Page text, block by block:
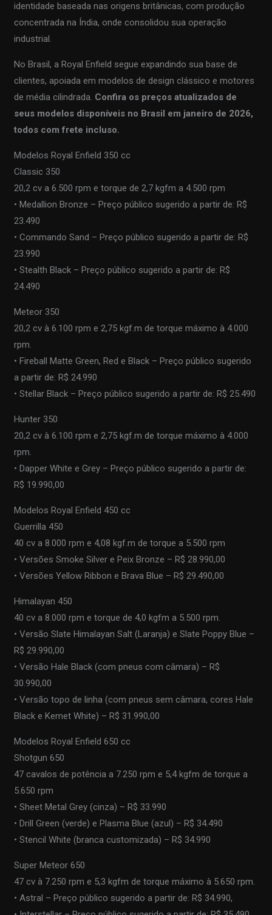
identidade baseada nas origens britânicas, com produção
concentrada na Índia, onde consolidou sua operação
industrial.
No Brasil, a Royal Enfield segue expandindo sua base de
clientes, apoiada em modelos de design clássico e motores
de média cilindrada. Confira os preços atualizados de
seus modelos disponíveis no Brasil em janeiro de 2026,
todos com frete incluso.
Modelos Royal Enfield 350 cc
Classic 350
20,2 cv a 6.500 rpm e torque de 2,7 kgfm a 4.500 rpm
• Medallion Bronze – Preço público sugerido a partir de: R$
23.490
• Commando Sand – Preço público sugerido a partir de: R$
23.990
• Stealth Black – Preço público sugerido a partir de: R$
24.490
Meteor 350
20,2 cv à 6.100 rpm e 2,75 kgf.m de torque máximo à 4.000
rpm.
• Fireball Matte Green, Red e Black – Preço público sugerido
a partir de: R$ 24.990
• Stellar Black – Preço público sugerido a partir de: R$ 25.490
Hunter 350
20,2 cv à 6.100 rpm e 2,75 kgf.m de torque máximo à 4.000
rpm.
• Dapper White e Grey – Preço público sugerido a partir de:
R$ 19.990,00
Modelos Royal Enfield 450 cc
Guerrilla 450
40 cv a 8.000 rpm e 4,08 kgf.m de torque a 5.500 rpm
• Versões Smoke Silver e Peix Bronze – R$ 28.990,00
• Versões Yellow Ribbon e Brava Blue – R$ 29.490,00
Himalayan 450
40 cv a 8.000 rpm e torque de 4,0 kgfm a 5.500 rpm.
• Versão Slate Himalayan Salt (Laranja) e Slate Poppy Blue –
R$ 29.990,00
• Versão Hale Black (com pneus com câmara) – R$
30.990,00
• Versão topo de linha (com pneus sem câmara, cores Hale
Black e Kemet White) – R$ 31.990,00
Modelos Royal Enfield 650 cc
Shotgun 650
47 cavalos de potência a 7.250 rpm e 5,4 kgfm de torque a
5.650 rpm
• Sheet Metal Grey (cinza) – R$ 33.990
• Drill Green (verde) e Plasma Blue (azul) – R$ 34.490
• Stencil White (branca customizada) – R$ 34.990
Super Meteor 650
47 cv à 7.250 rpm e 5,3 kgfm de torque máximo à 5.650 rpm.
• Astral – Preço público sugerido a partir de: R$ 34.990,